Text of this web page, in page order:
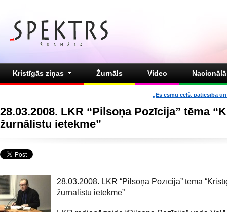
Kristīgās ziņas Žurnāls Video
„Es esmu ceļš, patiesība
28.03.2008. LKR “Pilsoņa Pozīcija” tēma
žurnālistu ietekme”
28.03.2008. LKR “Pilsoņa Pozīcija” tēma
žurnālistu ietekme”